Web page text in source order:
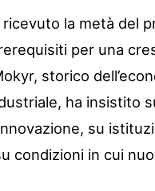
ricevuto la metà del
per una
storico
ha insistito
su
condizioni in cui